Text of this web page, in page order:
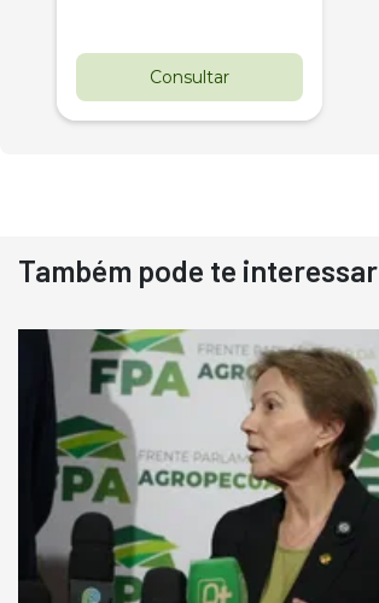
Consultar
Destaque
Usado
Pá Carregadeira Cat 966
Ano 1987
Londrina
R$ 145.000
Também pode te interessar